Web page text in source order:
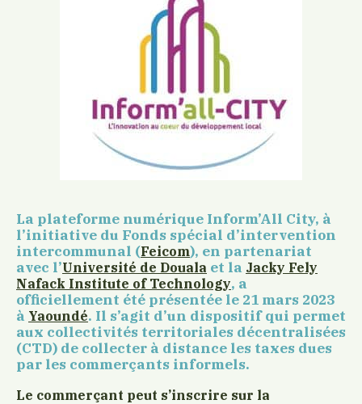
La plateforme numérique Inform’All City, à
l’initiative du Fonds spécial d’intervention
intercommunal (Feicom), en partenariat
avec l’Université de Douala et la Jacky Fely
Nafack Institute of Technology, a
officiellement été présentée le 21 mars 2023
à Yaoundé. Il s’agit d’un dispositif qui permet
aux collectivités territoriales décentralisées
(CTD) de collecter à distance les taxes dues
par les commerçants informels.
Le commerçant peut s’inscrire sur la